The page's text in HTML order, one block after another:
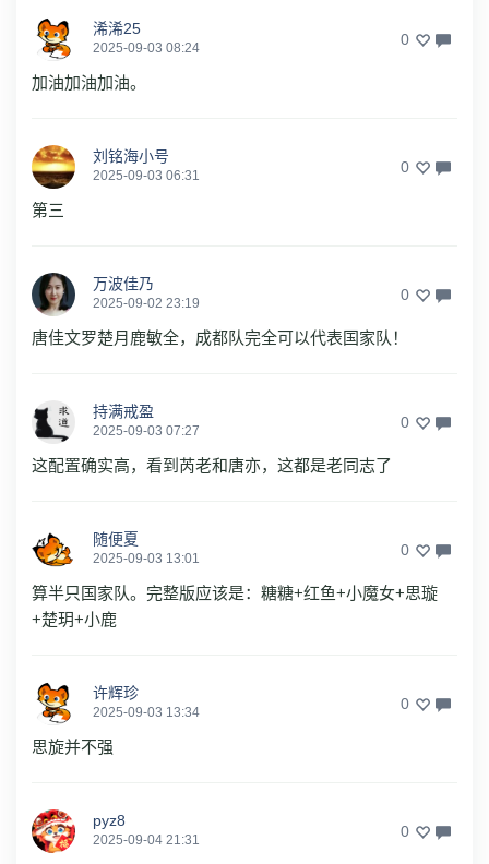
浠浠25
2025-09-03 08:24 0
加油加油加油。
刘铭海小号
2025-09-03 06:31 0
第三
万波佳乃
2025-09-02 23:19 0
唐佳文罗楚月鹿敏全，成都队完全可以代表国家队！
持满戒盈
2025-09-03 07:27 0
这配置确实高，看到芮老和唐亦，这都是老同志了
随便夏
2025-09-03 13:01 0
算半只国家队。完整版应该是：糖糖+红鱼+小魔女+思璇
+楚玥+小鹿
许辉珍
2025-09-03 13:34 0
思旋并不强
pyz8
2025-09-04 21:31 0